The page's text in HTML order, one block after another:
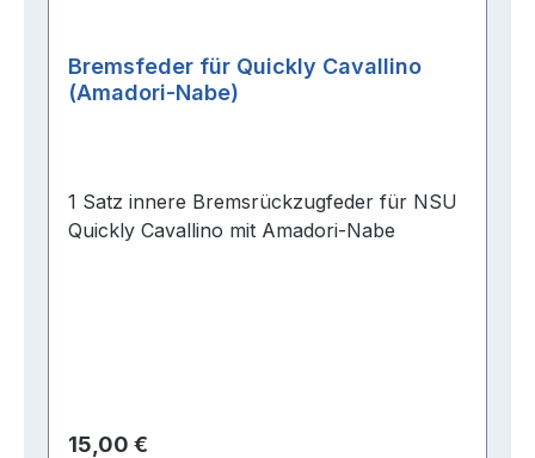
Bremsfeder für Quickly Cavallino
(Amadori-Nabe)
1 Satz innere Bremsrückzugfeder für NSU
Quickly Cavallino mit Amadori-Nabe
Regulärer Preis:
15,00 €